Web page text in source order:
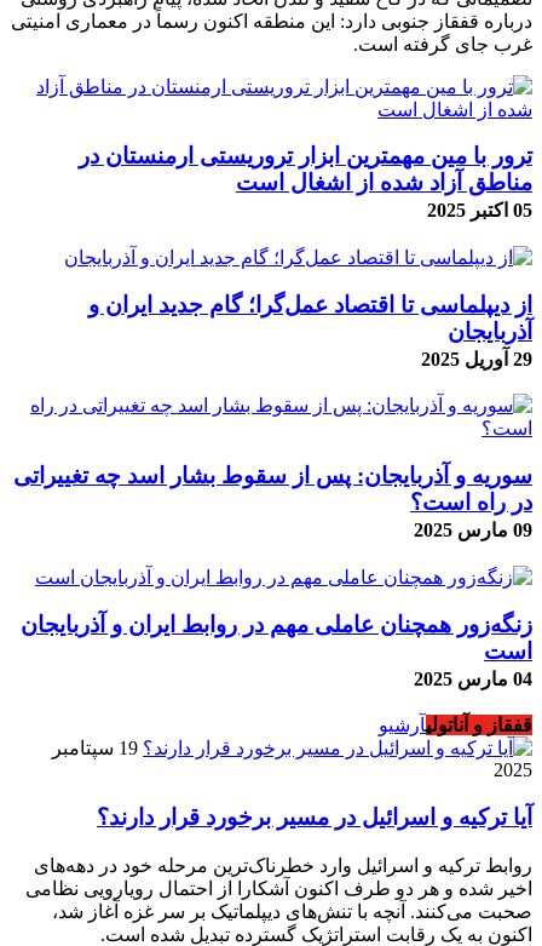
درباره قفقاز جنوبی دارد: این منطقه اکنون رسماً در معماری امنیتی
غرب جای گرفته است.
ترور با مین مهمترین ابزار تروریستی ارمنستان در
مناطق آزاد شده از اشغال است
05 اکتبر 2025
از دیپلماسی تا اقتصاد عمل‌گرا؛ گام جدید ایران و
آذربایجان
29 آوریل 2025
سوریه و آذربایجان: پس از سقوط بشار اسد چه تغییراتی
در راه است؟
09 مارس 2025
زنگه‌زور همچنان عاملی مهم در روابط ایران و آذربایجان
است
04 مارس 2025
قفقاز و آناتولیآرشیو
19 سپتامبر
2025
آیا ترکیه و اسرائیل در مسیر برخورد قرار دارند؟
روابط ترکیه و اسرائیل وارد خطرناک‌ترین مرحله خود در دهه‌های
اخیر شده و هر دو طرف اکنون آشکارا از احتمال رویارویی نظامی
صحبت می‌کنند. آنچه با تنش‌های دیپلماتیک بر سر غزه آغاز شد،
اکنون به یک رقابت استراتژیک گسترده تبدیل شده است.